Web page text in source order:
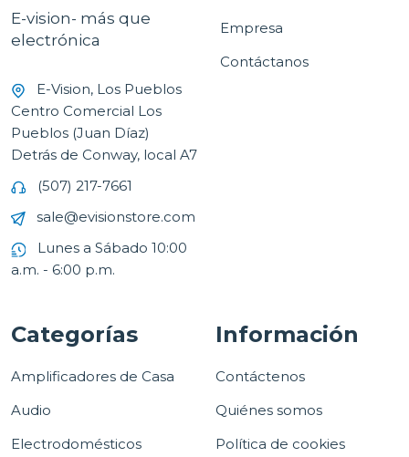
E-vision- más que
electrónica
E-Vision, Los Pueblos
Centro Comercial Los
Pueblos (Juan Díaz)
Detrás de Conway, local A7
(507) 217-7661
sale@evisionstore.com
Lunes a Sábado 10:00
a.m. - 6:00 p.m.
Empresa
Contáctanos
Categorías
Amplificadores de Casa
Audio
Electrodomésticos
Información
Contáctenos
Quiénes somos
Política de cookies